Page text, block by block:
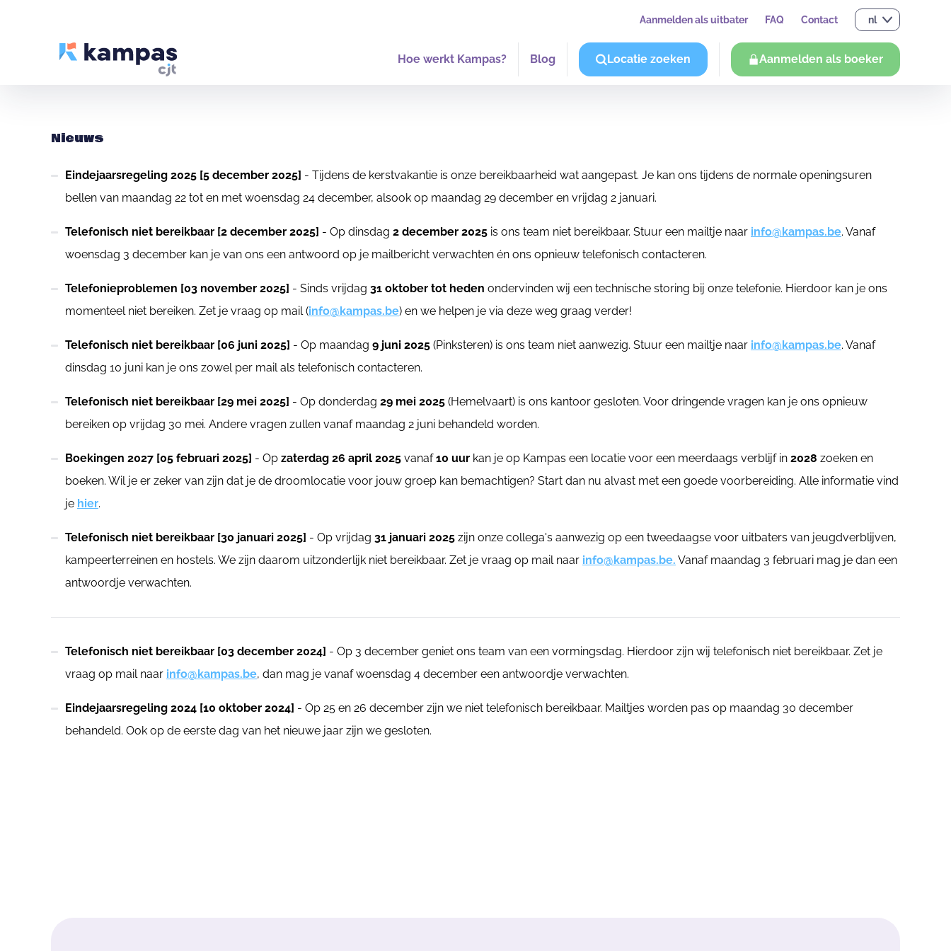
Aanmelden als uitbater FAQ Contact nl
Hoe werkt Kampas? Blog Locatie zoeken Aanmelden als boeker
Nieuws
Eindejaarsregeling 2025 [5 december 2025] - Tijdens de kerstvakantie is onze bereikbaarheid wat aangepast. Je kan ons tijdens de normale openingsuren
bellen van maandag 22 tot en met woensdag 24 december, alsook op maandag 29 december en vrijdag 2 januari.
Telefonisch niet bereikbaar [2 december 2025] - Op dinsdag 2 december 2025 is ons team niet bereikbaar. Stuur een mailtje naar info@kampas.be. Vanaf
woensdag 3 december kan je van ons een antwoord op je mailbericht verwachten én ons opnieuw telefonisch contacteren.
Telefonieproblemen [03 november 2025] - Sinds vrijdag 31 oktober tot heden ondervinden wij een technische storing bij onze telefonie. Hierdoor kan je ons
momenteel niet bereiken. Zet je vraag op mail (info@kampas.be) en we helpen je via deze weg graag verder!
Telefonisch niet bereikbaar [06 juni 2025] - Op maandag 9 juni 2025 (Pinksteren) is ons team niet aanwezig. Stuur een mailtje naar info@kampas.be. Vanaf
dinsdag 10 juni kan je ons zowel per mail als telefonisch contacteren.
Telefonisch niet bereikbaar [29 mei 2025] - Op donderdag 29 mei 2025 (Hemelvaart) is ons kantoor gesloten. Voor dringende vragen kan je ons opnieuw
bereiken op vrijdag 30 mei. Andere vragen zullen vanaf maandag 2 juni behandeld worden.
Boekingen 2027 [05 februari 2025] - Op zaterdag 26 april 2025 vanaf10 uur kan je op Kampas een locatie voor een meerdaags verblijf in 2028 zoeken en
boeken. Wil je er zeker van zijn dat je de droomlocatie voor jouw groep kan bemachtigen? Start dan nu alvast met een goede voorbereiding. Alle informatie vind
je hier.
Telefonisch niet bereikbaar [30 januari 2025] - Op vrijdag 31 januari 2025 zijn onze collega's aanwezig op een tweedaagse voor uitbaters van jeugdverblijven,
kampeerterreinen en hostels. We zijn daarom uitzonderlijk niet bereikbaar. Zet je vraag op mail naar info@kampas.be. Vanaf maandag 3 februari mag je dan een
antwoordje verwachten.
Telefonisch niet bereikbaar [03 december 2024] - Op 3 december geniet ons team van een vormingsdag. Hierdoor zijn wij telefonisch niet bereikbaar. Zet je
vraag op mail naar info@kampas.be, dan mag je vanaf woensdag 4 december een antwoordje verwachten.
Eindejaarsregeling 2024 [10 oktober 2024] - Op 25 en 26 december zijn we niet telefonisch bereikbaar. Mailtjes worden pas op maandag 30 december
behandeld. Ook op de eerste dag van het nieuwe jaar zijn we gesloten.